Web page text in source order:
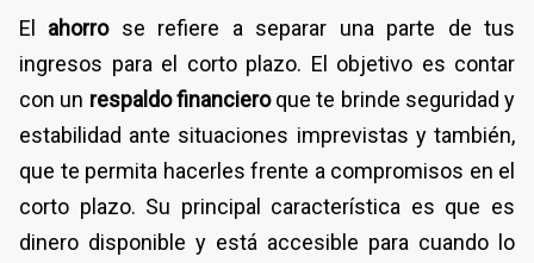
El ahorro se refiere a separar una parte de tus
ingresos para el corto plazo. El objetivo es contar
con un respaldo financieroque te brinde seguridad y
estabilidad ante situaciones imprevistas y también,
que te permita hacerles frente a compromisos en el
corto plazo. Su principal característica es que es
dinero disponible y está accesible para cuando lo